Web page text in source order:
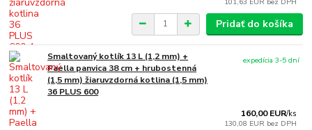
Pridať do košíka
Smaltovaný kotlík 13 L (1,2 mm) +
Paella panvica 38 cm + hrubostenná
(1,5 mm) žiaruvzdorná kotlina (1,5 mm)
36 PLUS 600
160,00 EUR/ks
130,08 EUR bez DPH
expedícia 3-5 dní